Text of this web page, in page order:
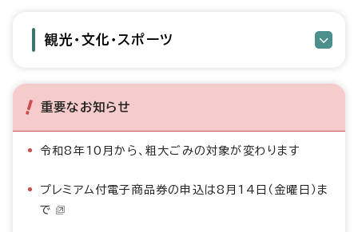
観光・文化・スポーツ
重要なお知らせ
令和8年10月から、粗大ごみの対象が変わります
プレミアム付電子商品券の申込は8月14日（金曜日）ま
で